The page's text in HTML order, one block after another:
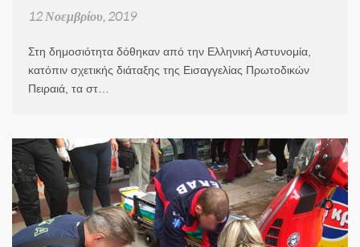
12 Νοεμβρίου, 2019
Στη δημοσιότητα δόθηκαν από την Ελληνική Αστυνομία,
κατόπιν σχετικής διάταξης της Εισαγγελίας Πρωτοδικών
Πειραιά, τα στ…